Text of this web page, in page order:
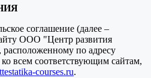
соглашение (далее –
ООО "Центр развития
расположенному по адресу
ко всем соответствующим сайтам,
courses.ru.